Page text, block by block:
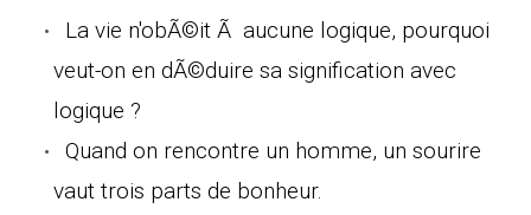
La vie n'obÃ©it Ã aucune logique, pourquoi
veut-on en dÃ©duire sa signification avec
logique ?
Quand on rencontre un homme, un sourire
vaut trois parts de bonheur.